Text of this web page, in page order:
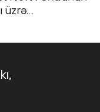
üzrə
daha
etmək idi.